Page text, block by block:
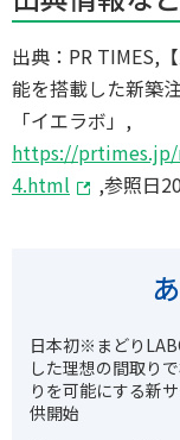
出典：PR TIMES,
能を搭載した新築
「イエラボ」,
https://prtimes.jp/
4.html
,参照日
日本初※まどり
した理想の間取り
りを可能にする新
供開始